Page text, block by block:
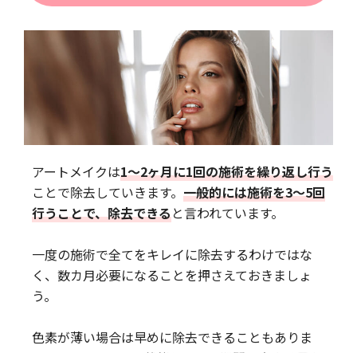
アートメイクは1〜2ヶ月に1回の施術を繰り返し行う
ことで除去していきます。 一般的には施術を3〜5回
行うことで、除去できると言われています。
一度の施術で全てをキレイに除去するわけではな
く、数カ月必要になることを押さえておきましょ
う。
色素が薄い場合は早めに除去できることもありま